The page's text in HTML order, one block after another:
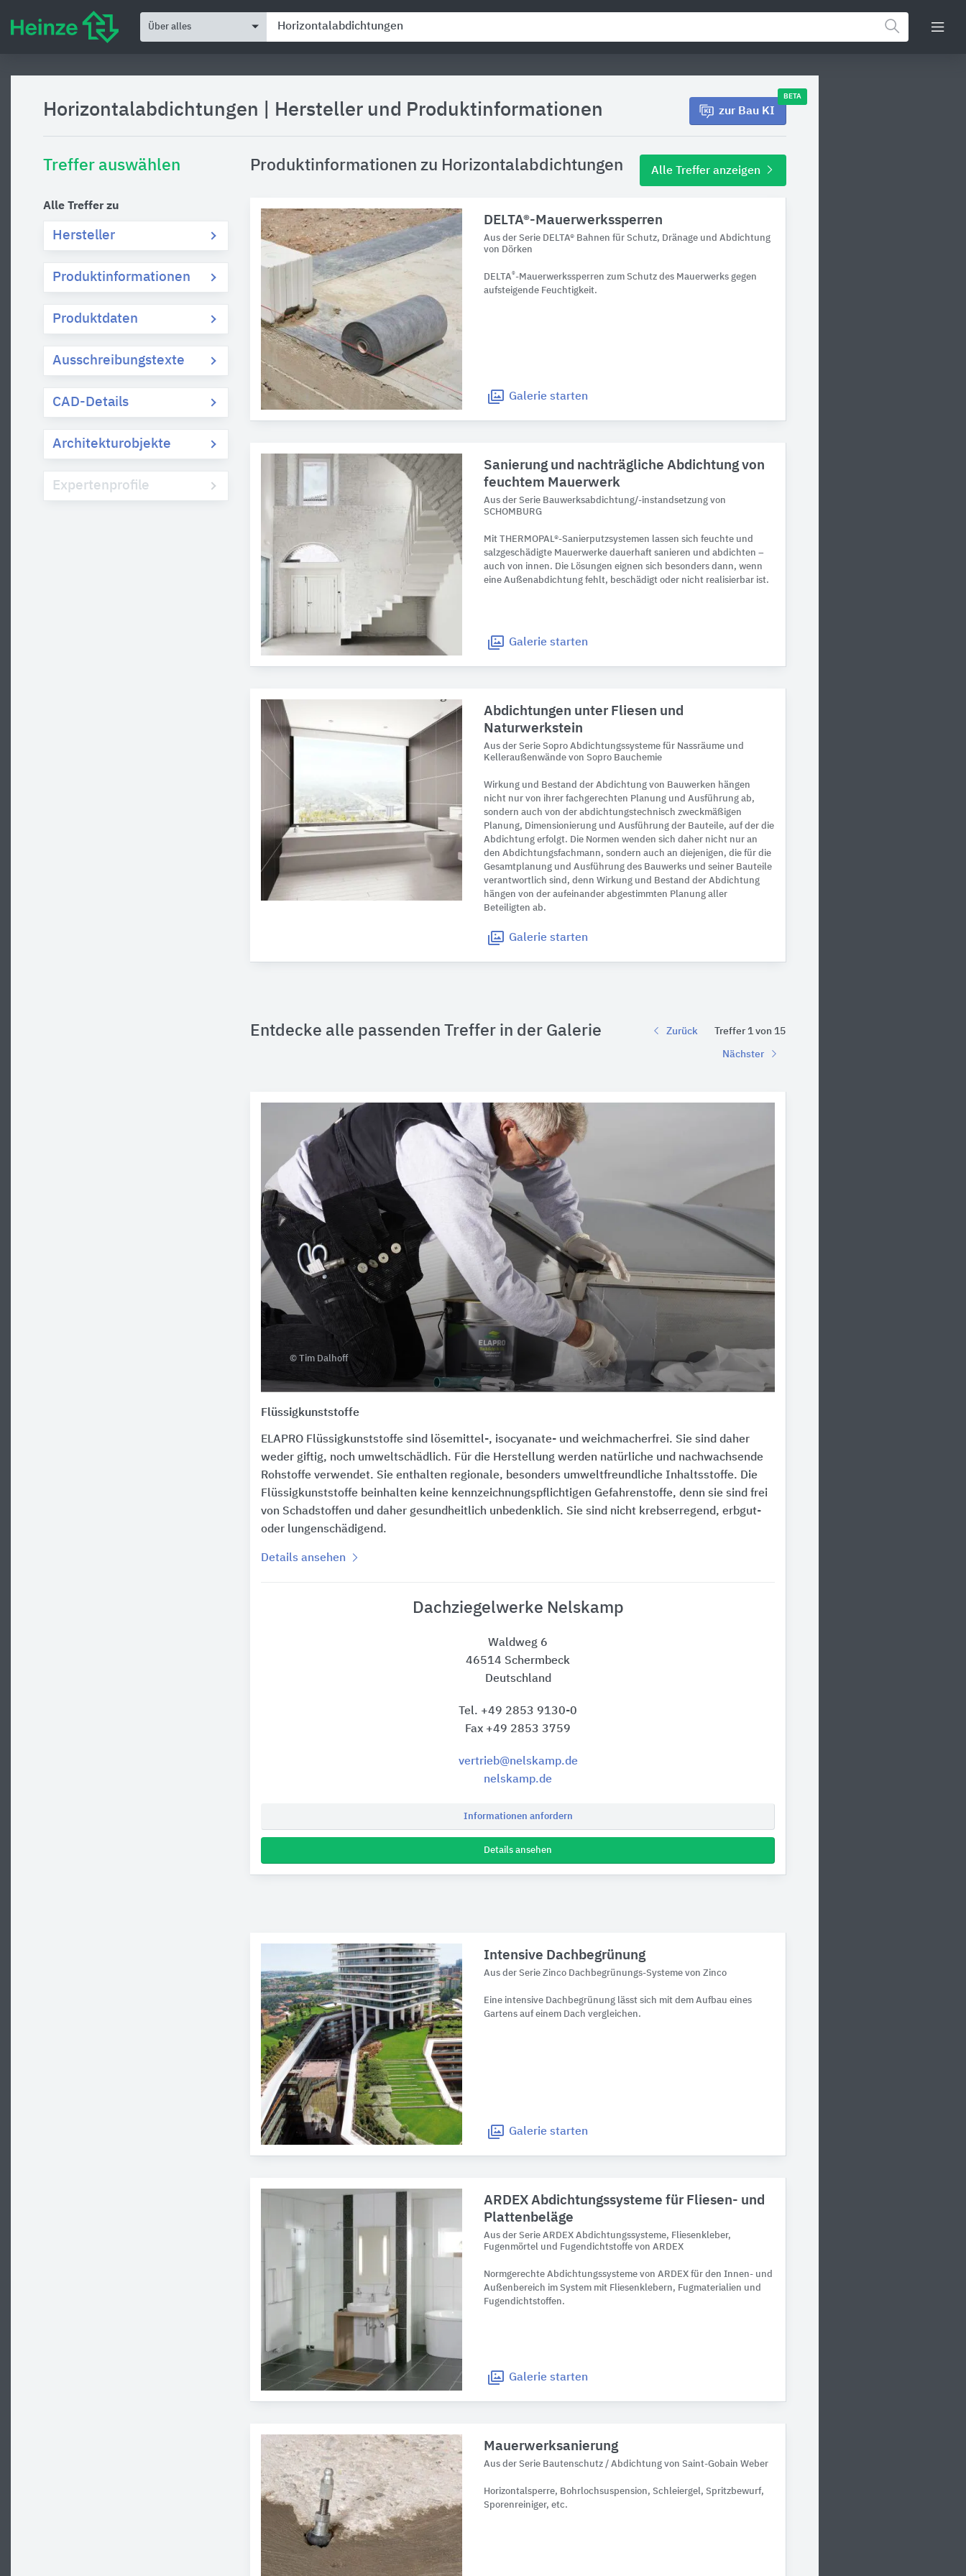
Über alles
Horizontalabdichtungen Hersteller und Produktinformationen zur Bau KI
BETA
Treffer auswählen
Alle Treffer zu
Hersteller
Produktinformationen
Produktdaten
Ausschreibungstexte
CAD-Details
Architekturobjekte
Expertenprofile
Produktinformationen zu Horizontalabdichtungen Alle Treffer anzeigen
DELTA®-Mauerwerkssperren
Aus der Serie DELTA® Bahnen für Schutz, Dränage und Abdichtung
von Dörken
DELTA®-Mauerwerkssperren zum Schutz des Mauerwerks gegen
aufsteigende Feuchtigkeit.
Galerie starten
Sanierung und nachträgliche Abdichtung von
feuchtem Mauerwerk
Aus der Serie Bauwerksabdichtung/-instandsetzung von
SCHOMBURG
Mit THERMOPAL®-Sanierputzsystemen lassen sich feuchte und
salzgeschädigte Mauerwerke dauerhaft sanieren und abdichten –
auch von innen. Die Lösungen eignen sich besonders dann, wenn
eine Außenabdichtung fehlt, beschädigt oder nicht realisierbar ist.
Galerie starten
Abdichtungen unter Fliesen und
Naturwerkstein
Aus der Serie Sopro Abdichtungssysteme für Nassräume und
Kelleraußenwände von Sopro Bauchemie
Wirkung und Bestand der Abdichtung von Bauwerken hängen
nicht nur von ihrer fachgerechten Planung und Ausführung ab,
sondern auch von der abdichtungstechnisch zweckmäßigen
Planung, Dimensionierung und Ausführung der Bauteile, auf der die
Abdichtung erfolgt. Die Normen wenden sich daher nicht nur an
den Abdichtungsfachmann, sondern auch an diejenigen, die für die
Gesamtplanung und Ausführung des Bauwerks und seiner Bauteile
verantwortlich sind, denn Wirkung und Bestand der Abdichtung
hängen von der aufeinander abgestimmten Planung aller
Beteiligten ab.
Galerie starten
Entdecke alle passenden Treffer in der Galerie Zurück Treffer 1 von 15
Nächster
© Tim Dalhoff
Flüssigkunststoffe
ELAPRO Flüssigkunststoffe sind lösemittel-, isocyanate- und weichmacherfrei. Sie sind daher
weder giftig, noch umweltschädlich. Für die Herstellung werden natürliche und nachwachsende
Rohstoffe verwendet. Sie enthalten regionale, besonders umweltfreundliche Inhaltsstoffe. Die
Flüssigkunststoffe beinhalten keine kennzeichnungspflichtigen Gefahrenstoffe, denn sie sind frei
von Schadstoffen und daher gesundheitlich unbedenklich. Sie sind nicht krebserregend, erbgut-
oder lungenschädigend.
Details ansehen
Dachziegelwerke Nelskamp
Waldweg 6
46514 Schermbeck
Deutschland
Tel. +49 2853 9130-0
Fax +49 2853 3759
vertrieb@nelskamp.de
nelskamp.de
Informationen anfordern
Details ansehen
Intensive Dachbegrünung
Aus der Serie Zinco Dachbegrünungs-Systeme von Zinco
Eine intensive Dachbegrünung lässt sich mit dem Aufbau eines
Gartens auf einem Dach vergleichen.
Galerie starten
ARDEX Abdichtungssysteme für Fliesen- und
Plattenbeläge
Aus der Serie ARDEX Abdichtungssysteme, Fliesenkleber,
Fugenmörtel und Fugendichtstoffe von ARDEX
Normgerechte Abdichtungssysteme von ARDEX für den Innen- und
Außenbereich im System mit Fliesenklebern, Fugmaterialien und
Fugendichtstoffen.
Galerie starten
Mauerwerksanierung
Aus der Serie Bautenschutz / Abdichtung von Saint-Gobain Weber
Horizontalsperre, Bohrlochsuspension, Schleiergel, Spritzbewurf,
Sporenreiniger, etc.